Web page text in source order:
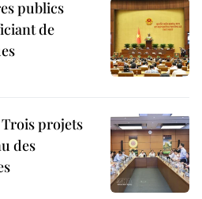
publics
de
projets
des